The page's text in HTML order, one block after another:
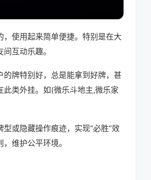
使用起来简单便捷。特别是在大
互动乐趣。
牌特别好，总是能拿到好牌，甚
类外挂。如(微乐斗地主,微乐家
或隐藏操作痕迹，实现“必胜”效
维护公平环境。